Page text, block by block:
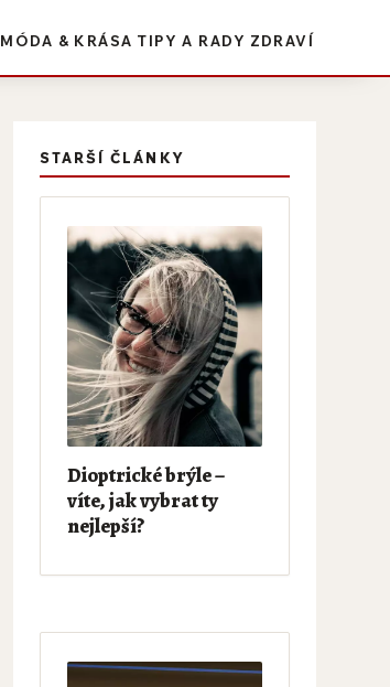
MÓDA & KRÁSA TIPY A RADY ZDRAVÍ
STARŠÍ ČLÁNKY
Dioptrické brýle –
víte, jak vybrat ty
nejlepší?